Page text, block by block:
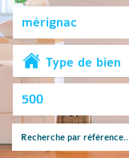
Type de bien